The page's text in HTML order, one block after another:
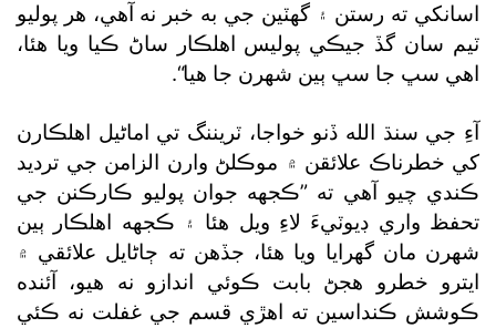
اسانکي ته رستن ۽ گھٽين جي به خبر نه آهي، هر پوليو
ٽيم سان گڏ جيڪي پوليس اهلڪار ساڻ ڪيا ويا هئا،
اهي سڀ جا سڀ ٻين شهرن جا هيا“.
آءِ جي سنڌ الله ڏنو خواجا، ٽريننگ تي اماڻيل اهلڪارن
کي خطرناڪ علائقن ۾ موڪلڻ وارن الزامن جي ترديد
ڪندي چيو آهي ته ”ڪجهه جوان پوليو ڪارڪنن جي
تحفظ واري ڊيوٽيءَ لاءِ ويل هئا ۽ ڪجهه اهلڪار ٻين
شهرن مان گھرايا ويا هئا، جڏهن ته ڄاڻايل علائقي ۾
ايترو خطرو هجڻ بابت ڪوئي اندازو نه هيو، آئنده
ڪوشش ڪنداسين ته اهڙي قسم جي غفلت نه ڪئي